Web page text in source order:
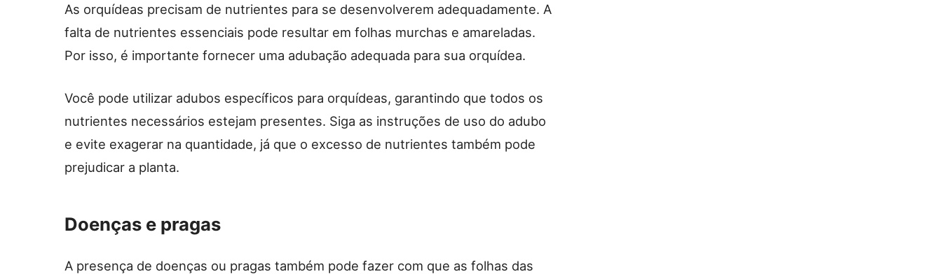
As orquídeas precisam de nutrientes para se desenvolverem adequadamente. A
falta de nutrientes essenciais pode resultar em folhas murchas e amareladas.
Por isso, é importante fornecer uma adubação adequada para sua orquídea.
Você pode utilizar adubos específicos para orquídeas, garantindo que todos os
nutrientes necessários estejam presentes. Siga as instruções de uso do adubo
e evite exagerar na quantidade, já que o excesso de nutrientes também pode
prejudicar a planta.
Doenças e pragas
A presença de doenças ou pragas também pode fazer com que as folhas das